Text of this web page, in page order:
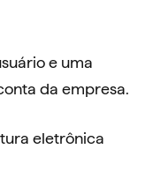
e uma
da empresa.
eletrônica